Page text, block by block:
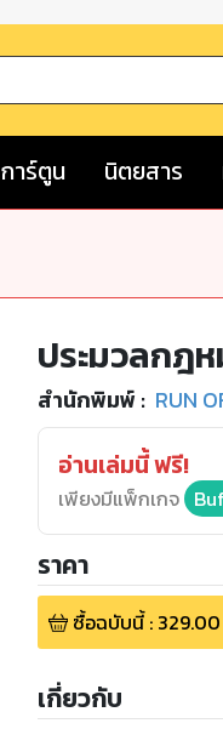
การ์ตูน นิตยสาร
ประมวลกฎ
สำนักพิมพ์ : RUN
อ่านเล่มนี้ ฟรี!
เพียงมีแพ็กเกจ
ราคา
ซื้อฉบับนี้: 329.00
เกี่ยวกับ